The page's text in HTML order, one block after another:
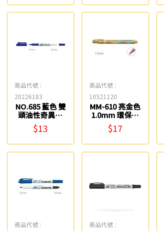
商品代號 :
20226183
NO.685 藍色 雙
頭油性奇異筆
雄獅
$13
商品代號 :
10521120
MM-610 亮金色
1.0mm 環保金
$17
商品代號 :
商品代號 :